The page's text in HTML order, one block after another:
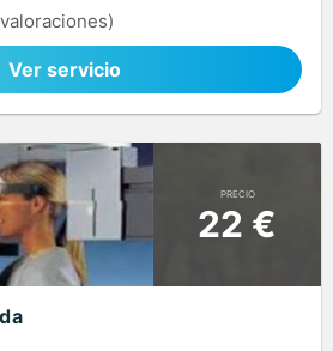
Ver servicio
PRECIO
22 €